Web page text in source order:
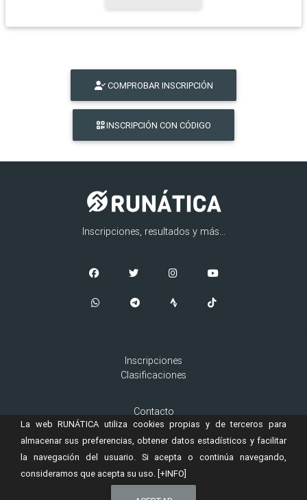
COMPROBAR INSCRIPCIÓN
INSCRIPCIÓN CON CÓDIGO
Inscripciones, resultados y más...
Inscripciones
Clasificaciones
Contacto
Aviso Legal
Cookies
RUNÁTICAes una marca registrada de
La web RUNÁTICA utiliza cookies propias y de terceros para
almacenar sus preferencias, obtener datos estadísticos y facilitar
la navegación del usuario. Si acepta o continúa navegando,
consideramos que acepta su uso. [+INFO]